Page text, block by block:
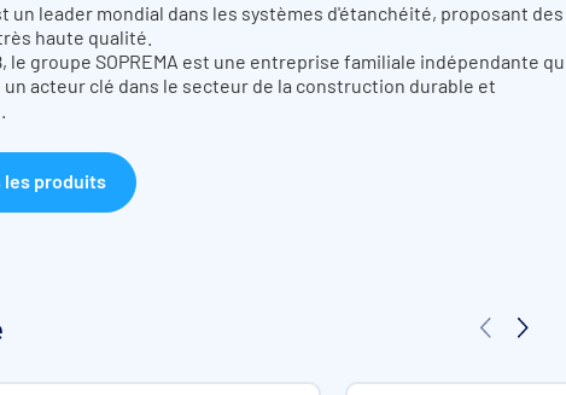
un leader mondial dans les systèmes d'étanchéité, proposant des
haute qualité.
le groupe SOPREMA est une entreprise familiale indépendante
acteur clé dans le secteur de la construction durable et
les produits